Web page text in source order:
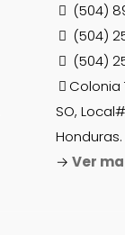
(504)
(504)
(504)
Colonia
SO,
Honduras.
→ Ver